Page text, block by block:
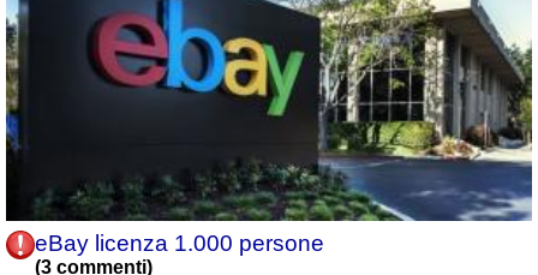
eBay licenza 1.000 persone
(3 commenti)